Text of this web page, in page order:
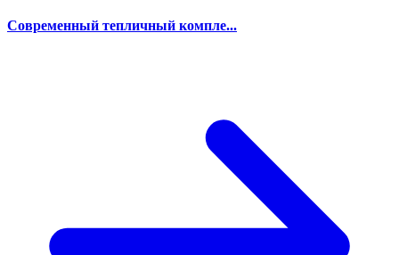
Современный тепличный компле...